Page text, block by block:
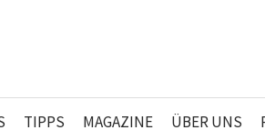
TIPPS MAGAZINE ÜBER UNS